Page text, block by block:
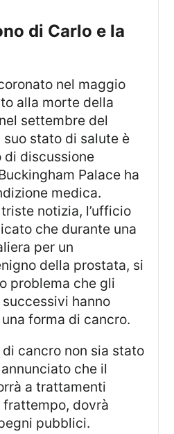
alla morte della
settembre del
stato di salute è
discussione
Palace ha
medica.
notizia, l’ufficio
che durante una
per un
della prostata, si
problema che gli
hanno
forma di cancro.
che il
a trattamenti
frattempo, dovrà
pubblici.